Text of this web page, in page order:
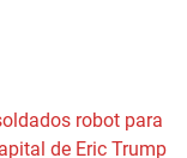
robot para
de Eric Trump